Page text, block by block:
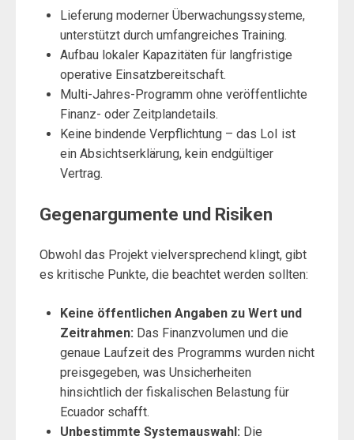
Lieferung moderner Überwachungssysteme,
unterstützt durch umfangreiches Training.
Aufbau lokaler Kapazitäten für langfristige
operative Einsatzbereitschaft.
Multi-Jahres-Programm ohne veröffentlichte
Finanz- oder Zeitplandetails.
Keine bindende Verpflichtung – das LoI ist
ein Absichtserklärung, kein endgültiger
Vertrag.
Gegenargumente und Risiken
Obwohl das Projekt vielversprechend klingt, gibt
es kritische Punkte, die beachtet werden sollten:
Keine öffentlichen Angaben zu Wert und
Zeitrahmen: Das Finanzvolumen und die
genaue Laufzeit des Programms wurden nicht
preisgegeben, was Unsicherheiten
hinsichtlich der fiskalischen Belastung für
Ecuador schafft.
Unbestimmte Systemauswahl: Die